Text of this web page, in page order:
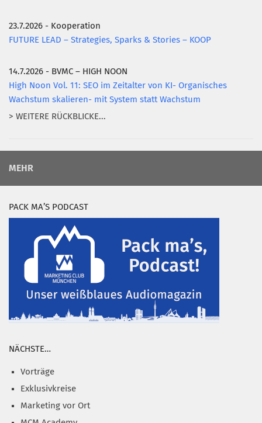
23.7.2026 - Kooperation
FUTURE LEAD – Strategies, Sparks & Stories – KOOP
14.7.2026 - BVMC – HIGH NOON
High Noon Vol. 11: SEO im Zeitalter von KI- Organisches
Wachstum skalieren- mit System statt Wachstum
> WEITERE RÜCKBLICKE...
MEHR
PACK MA’S PODCAST
NÄCHSTE…
Vorträge
Exklusivkreise
Marketing vor Ort